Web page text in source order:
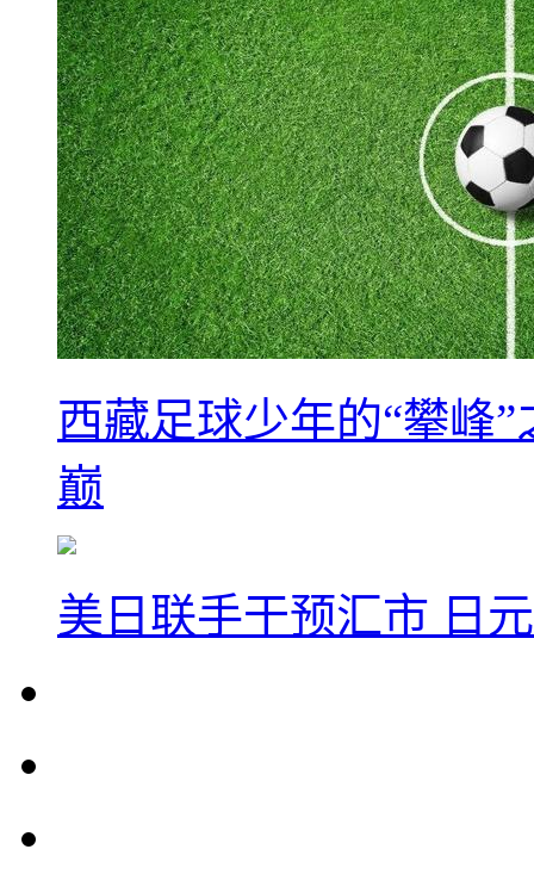
西藏足球少年的“攀峰
巅
美日联手干预汇市 日